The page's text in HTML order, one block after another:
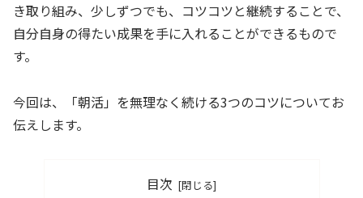
き取り組み、少しずつでも、コツコツと継続することで、
自分自身の得たい成果を手に入れることができるもので
す。
今回は、「朝活」を無理なく続ける3つのコツについてお
伝えします。
目次